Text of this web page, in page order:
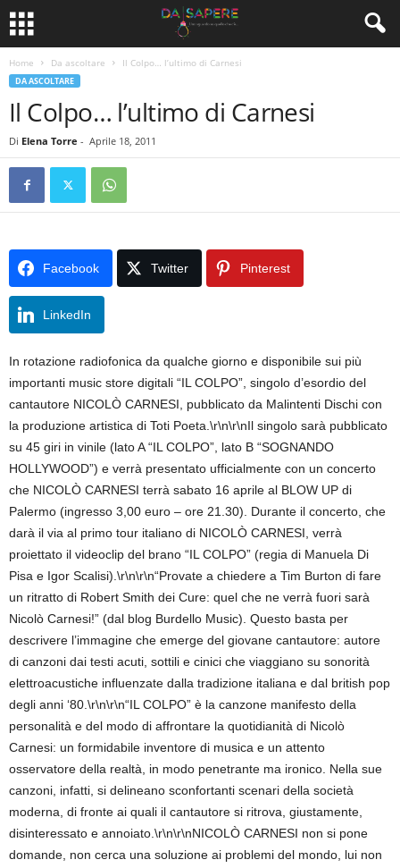
Home Da ascoltare Il Colpo… l’ultimo di Carnesi
DA ASCOLTARE
Il Colpo… l’ultimo di Carnesi
Di Elena Torre - Aprile 18, 2011
Facebook Twitter Pinterest
LinkedIn
In rotazione radiofonica da qualche giorno e disponibile sui più
importanti music store digitali “IL COLPO”, singolo d’esordio del
cantautore NICOLÒ CARNESI, pubblicato da Malintenti Dischi con
la produzione artistica di Toti Poeta.\r\n\r\nIl singolo sarà pubblicato
su 45 giri in vinile (lato A “IL COLPO”, lato B “SOGNANDO
HOLLYWOOD”) e verrà presentato ufficialmente con un concerto
che NICOLÒ CARNESI terrà sabato 16 aprile al BLOW UP di
Palermo (ingresso 3,00 euro – ore 21.30). Durante il concerto, che
darà il via al primo tour italiano di NICOLÒ CARNESI, verrà
proiettato il videoclip del brano “IL COLPO” (regia di Manuela Di
Pisa e Igor Scalisi).\r\n\r\n“Provate a chiedere a Tim Burton di fare
un ritratto di Robert Smith dei Cure: quel che ne verrà fuori sarà
Nicolò Carnesi!” (dal blog Burdello Music). Questo basta per
descrivere l’immagine che emerge del giovane cantautore: autore
di canzoni dai testi acuti, sottili e cinici che viaggiano su sonorità
elettroacustiche influenzate dalla tradizione italiana e dal british pop
degli anni ‘80.\r\n\r\n“IL COLPO” è la canzone manifesto della
personalità e del modo di affrontare la quotidianità di Nicolò
Carnesi: un formidabile inventore di musica e un attento
osservatore della realtà, in modo penetrante ma ironico. Nella sue
canzoni, infatti, si delineano sconfortanti scenari della società
moderna, di fronte ai quali il cantautore si ritrova, giustamente,
disinteressato e annoiato.\r\n\r\nNICOLÒ CARNESI non si pone
domande, non cerca una soluzione ai problemi del mondo, lui non